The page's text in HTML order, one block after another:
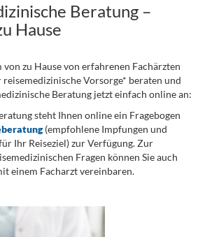
Beratung –
Hause
von zu Hause von erfahrenen Fachärzten
Vorsorge* beraten und
Beratung jetzt einfach online an:
steht Ihnen online ein Fragebogen
(empfohlene Impfungen und
Ihr Reiseziel) zur Verfügung. Zur
Fragen können Sie auch
einem Facharzt vereinbaren.